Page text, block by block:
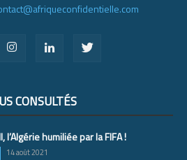
CONSULTÉS
l’Algérie humiliée par la FIFA !
14 août 2021